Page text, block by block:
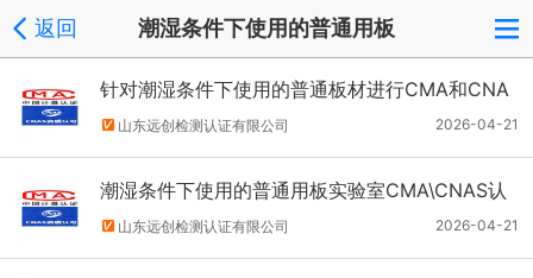
返回 潮湿条件下使用的普通用板
针对潮湿条件下使用的普通板材进行CMA和CNA
S实验室认证申请材料清单
2026-04-21
山东远创检测认证有限公司
潮湿条件下使用的普通用板实验室CMA\CNAS认
证过程中有哪些注意事项？
2026-04-21
山东远创检测认证有限公司